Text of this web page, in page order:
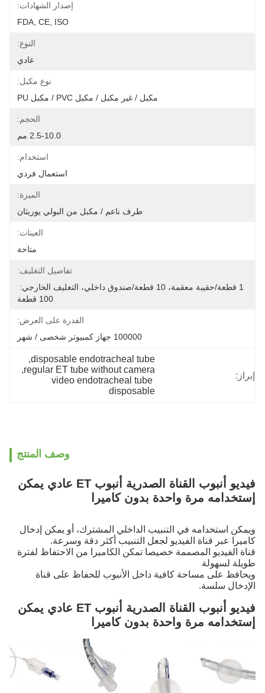
إصدار الشهادات:
FDA, CE, ISO
النوع:
عادي
نوع مكبل:
مكبل / غير مكبل / مكبل PVC / مكبل PU
الحجم:
2.5-10.0 مم
استخدام:
استعمال فردي
الميزة:
طرف ناعم / مكبل من البولي يوريثان
العينات:
متاحة
تفاصيل التغليف:
1 قطعة/حقيبة معقمة، 10 قطعة/صندوق داخلي، التغليف الخارجي:
100 قطعة
القدرة على العرض:
100000 جهاز كمبيوتر شخصى / شهر
إبراز:
disposable endotracheal tube
,
regular ET tube without camera
,
video endotracheal tube
disposable
وصف المنتج
فيديو أنبوب القناة الصدرية أنبوب ET عادي يمكن
إستخدامه مرة واحدة بدون كاميرا
ويمكن استخدامه في التنبيب الداخلي المشترك، أو يمكن إدخال
كاميرا عبر قناة الفيديو لجعل التنبيب أكثر دقة وسرعة.
قناة الفيديو المصممة خصيصا تمكن الكاميرا من الاحتفاظ لفترة
طويلة لسهولة
ويحافظ على مساحة كافية داخل الأنبوب للحفاظ على قناة
الإدخال سلسة.
فيديو أنبوب القناة الصدرية أنبوب ET عادي يمكن
إستخدامه مرة واحدة بدون كاميرا